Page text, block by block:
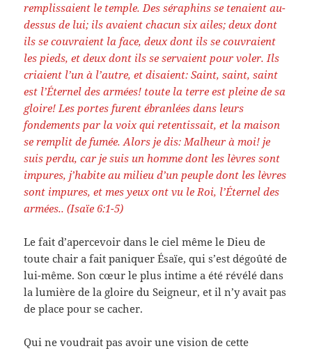
remplissaient le temple. Des séraphins se tenaient au-
dessus de lui; ils avaient chacun six ailes; deux dont
ils se couvraient la face, deux dont ils se couvraient
les pieds, et deux dont ils se servaient pour voler. Ils
criaient l’un à l’autre, et disaient: Saint, saint, saint
est l’Éternel des armées! toute la terre est pleine de sa
gloire! Les portes furent ébranlées dans leurs
fondements par la voix qui retentissait, et la maison
se remplit de fumée. Alors je dis: Malheur à moi! je
suis perdu, car je suis un homme dont les lèvres sont
impures, j’habite au milieu d’un peuple dont les lèvres
sont impures, et mes yeux ont vu le Roi, l’Éternel des
armées.. (Isaïe 6:1-5)
Le fait d’apercevoir dans le ciel même le Dieu de
toute chair a fait paniquer Ésaïe, qui s’est dégoûté de
lui-même. Son cœur le plus intime a été révélé dans
la lumière de la gloire du Seigneur, et il n’y avait pas
de place pour se cacher.
Qui ne voudrait pas avoir une vision de cette